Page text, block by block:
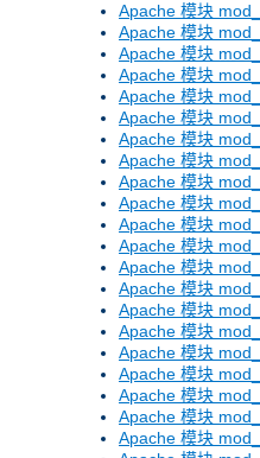
Apache 模块
Apache 模块
Apache 模块
Apache 模块
Apache 模块
Apache 模块
Apache 模块
Apache 模块
Apache 模块
Apache 模块
Apache 模块
Apache 模块
Apache 模块
Apache 模块
Apache 模块
Apache 模块
Apache 模块
Apache 模块
Apache 模块
Apache 模块
Apache 模块